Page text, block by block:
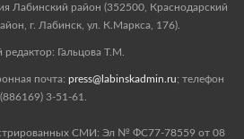
Лабинский район (352500, Краснодарский
г. Лабинск, ул. К.Маркса, 176).
редактор: Гальцова Т.М.
почта: press@labinskadmin.ru; телефон
(886169) 3-51-61.
СМИ: Эл № ФС77-78559 от 08